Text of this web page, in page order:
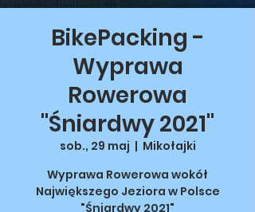
BikePacking -
Wyprawa
Rowerowa
"Śniardwy 2021"
sob., 29 maj
  |
Mikołajki
Wyprawa Rowerowa wokół
Największego Jeziora w Polsce
"Śniardwy 2021"